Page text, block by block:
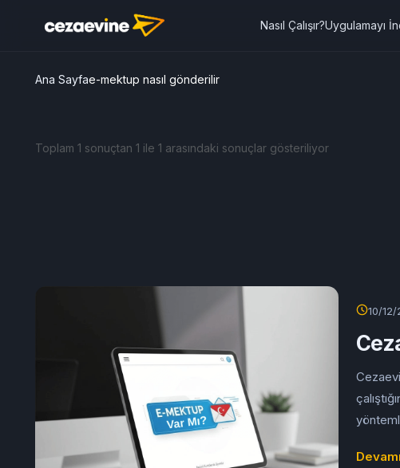
Nasıl Çalışır?Uygulamayı
Ana Sayfae-mektup nasıl gönderilir
Toplam 1 sonuçtan 1 ile 1 arasındaki sonuçlar gösteriliyor
10/